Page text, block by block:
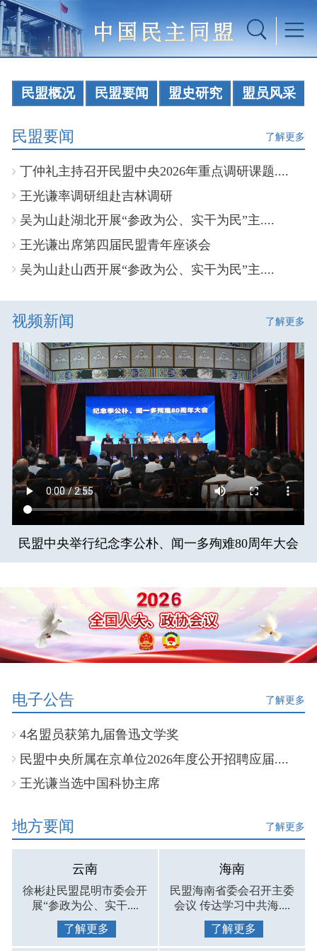
民盟概况 民盟要闻 盟史研究 盟员风采
民盟要闻 了解更多
丁仲礼主持召开民盟中央2026年重点调研课题....
王光谦率调研组赴吉林调研
吴为山赴湖北开展“参政为公、实干为民”主....
王光谦出席第四届民盟青年座谈会
吴为山赴山西开展“参政为公、实干为民”主....
视频新闻 了解更多
民盟中央举行纪念李公朴、闻一多殉难80周年大会
电子公告 了解更多
4名盟员获第九届鲁迅文学奖
民盟中央所属在京单位2026年度公开招聘应届....
王光谦当选中国科协主席
地方要闻 了解更多
云南
徐彬赴民盟昆明市委会开
展“参政为公、实干....
了解更多
海南
民盟海南省委会召开主委
会议 传达学习中共海....
了解更多